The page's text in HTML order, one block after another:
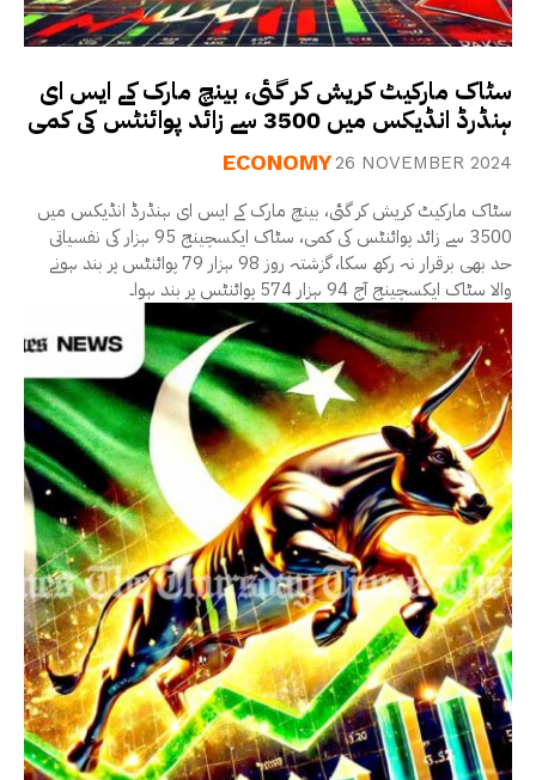
سٹاک مارکیٹ کریش کر گئی، بینچ مارک کے ایس ای
ہنڈرڈ انڈیکس میں 3500 سے زائد پوائنٹس کی کمی
ECONOMY26 NOVEMBER 2024
سٹاک مارکیٹ کریش کر گئی، بینچ مارک کے ایس ای ہنڈرڈ انڈیکس میں
3500 سے زائد پوائنٹس کی کمی، سٹاک ایکسچینج 95 ہزار کی نفسیاتی
حد بھی برقرار نہ رکھ سکا، گزشتہ روز 98 ہزار 79 پوائنٹس پر بند ہونے
والا سٹاک ایکسچینج آج 94 ہزار 574 پوائنٹس پر بند ہوا۔